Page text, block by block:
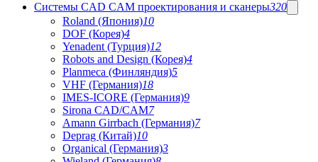
Системы CAD CAM проектирования и сканеры320
Roland (Япония)10
DOF (Корея)4
Yenadent (Турция)12
Robots and Design (Корея)4
Planmeca (Финляндия)5
VHF (Германия)18
IMES-ICORE (Германия)9
Sirona CAD/CAM7
Amann Girrbach (Германия)7
Deprag (Китай)10
Organical (Германия)3